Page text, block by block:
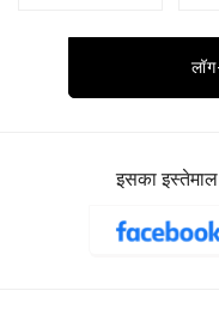
इसका